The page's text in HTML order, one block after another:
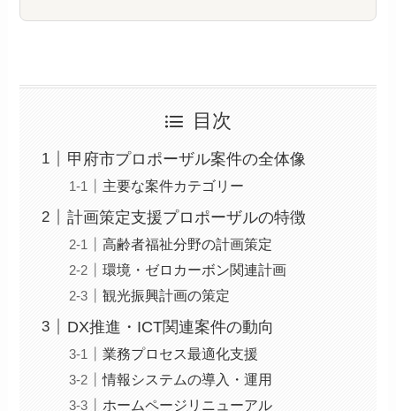
目次
甲府市プロポーザル案件の全体像
主要な案件カテゴリー
計画策定支援プロポーザルの特徴
高齢者福祉分野の計画策定
環境・ゼロカーボン関連計画
観光振興計画の策定
DX推進・ICT関連案件の動向
業務プロセス最適化支援
情報システムの導入・運用
ホームページリニューアル